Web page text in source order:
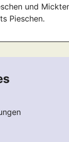
und
Pieschen.